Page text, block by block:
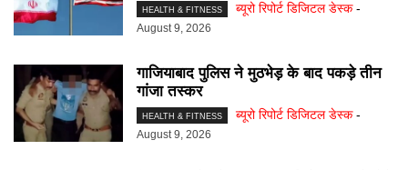
HEALTH & FITNESS ब्यूरो रिपोर्ट डिजिटल डेस्क -
August 9, 2026
गाजियाबाद पुलिस ने मुठभेड़ के बाद पकड़े तीन
गांजा तस्कर
HEALTH & FITNESS ब्यूरो रिपोर्ट डिजिटल डेस्क -
August 9, 2026